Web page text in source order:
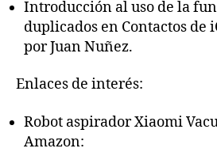
Introducción al uso de la
duplicados en Contactos de
por Juan Nuñez.
Enlaces de interés:
Robot aspirador Xiaomi
Amazon: